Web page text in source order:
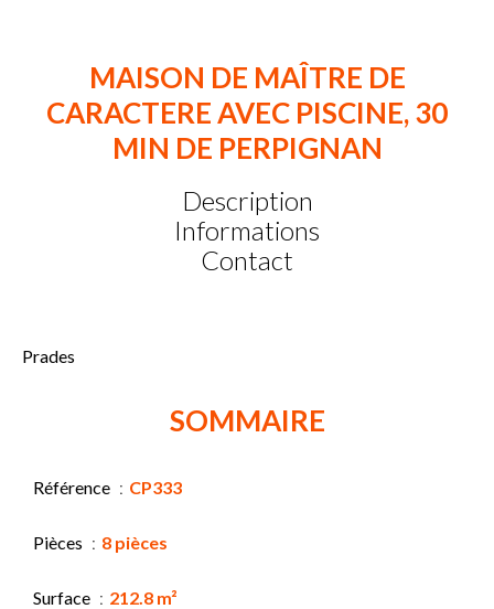
MAISON DE MAÎTRE DE
CARACTERE AVEC PISCINE, 30
MIN DE PERPIGNAN
Description
Informations
Contact
Prades
SOMMAIRE
Référence CP333
Pièces 8 pièces
Surface 212.8 m²